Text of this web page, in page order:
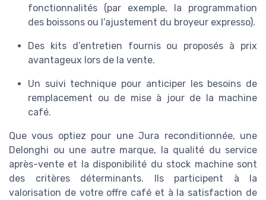
fonctionnalités (par exemple, la programmation
des boissons ou l’ajustement du broyeur expresso).
Des kits d’entretien fournis ou proposés à prix
avantageux lors de la vente.
Un suivi technique pour anticiper les besoins de
remplacement ou de mise à jour de la machine
café.
Que vous optiez pour une Jura reconditionnée, une
Delonghi ou une autre marque, la qualité du service
après-vente et la disponibilité du stock machine sont
des critères déterminants. Ils participent à la
valorisation de votre offre café et à la satisfaction de